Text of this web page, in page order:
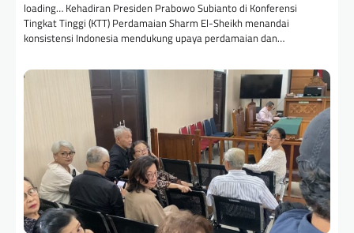
loading… Kehadiran Presiden Prabowo Subianto di Konferensi
Tingkat Tinggi (KTT) Perdamaian Sharm El-Sheikh menandai
konsistensi Indonesia mendukung upaya perdamaian dan…